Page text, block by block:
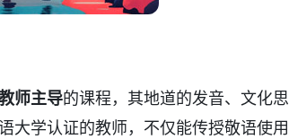
师主导的课程，其地道的发音、文化思
大学认证的教师，不仅能传授敬语使用